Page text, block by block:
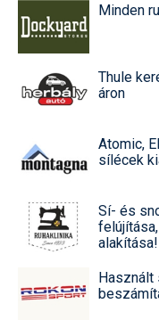
Minden
Thule
áron
Atomic,
sílécek
Sí- és
alakítása!
Használt